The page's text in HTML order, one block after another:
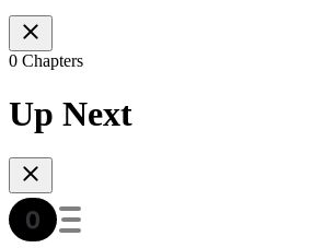
0 Chapters
Up Next